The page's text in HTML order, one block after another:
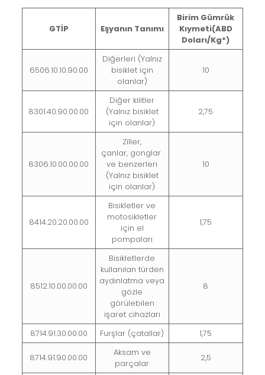
GTİP Eşyanın Tanımı
Birim Gümrük
Kıymeti(ABD
Doları/Kg*)
6506.10.10.90.00
Diğerleri (Yalnız
bisiklet için
olanlar)
10
8301.40.90.00.00
Diğer kilitler
(Yalnız bisiklet
için olanlar)
2,75
8306.10.00.00.00
Ziller,
çanlar, gonglar
ve benzerleri
(Yalnız bisiklet
için olanlar)
10
8414.20.20.00.00
Bisikletler ve
motosikletler
için el
pompaları
1,75
8512.10.00.00.00
Bisikletlerde
kullanılan türden
aydınlatma veya
gözle
görülebilen
işaret cihazları
8
8714.91.30.00.00 Furşlar (çatallar) 1,75
8714.91.90.00.00
Aksam ve
parçalar
2,5